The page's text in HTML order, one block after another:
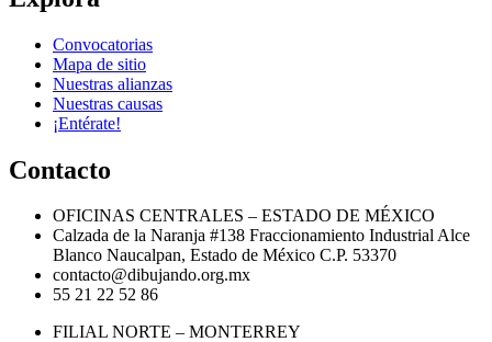
Convocatorias
Mapa de sitio
Nuestras alianzas
Nuestras causas
¡Entérate!
Contacto
OFICINAS CENTRALES – ESTADO DE MÉXICO
Calzada de la Naranja #138 Fraccionamiento Industrial Alce
Blanco Naucalpan, Estado de México C.P. 53370
contacto@dibujando.org.mx
55 21 22 52 86
FILIAL NORTE – MONTERREY